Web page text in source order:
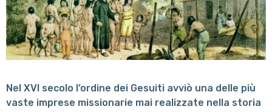
Nel XVI secolo l’ordine dei Gesuiti avviò una delle più
vaste imprese missionarie mai realizzate nella storia